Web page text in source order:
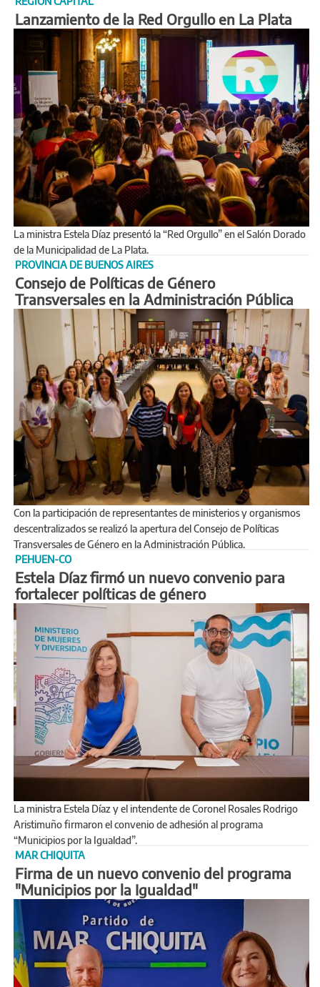
Lanzamiento de la Red Orgullo en La Plata
La ministra Estela Díaz presentó la “Red Orgullo” en el Salón Dorado
de la Municipalidad de La Plata.
PROVINCIA DE BUENOS AIRES
Consejo de Políticas de Género
Transversales en la Administración Pública
Con la participación de representantes de ministerios y organismos
descentralizados se realizó la apertura del Consejo de Políticas
Transversales de Género en la Administración Pública.
PEHUEN-CO
Estela Díaz firmó un nuevo convenio para
fortalecer políticas de género
La ministra Estela Díaz y el intendente de Coronel Rosales Rodrigo
Aristimuño firmaron el convenio de adhesión al programa
“Municipios por la Igualdad”.
MAR CHIQUITA
Firma de un nuevo convenio del programa
"Municipios por la Igualdad"